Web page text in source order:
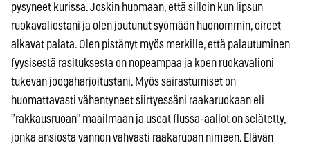
pysyneet kurissa. Joskin huomaan, että silloin kun lipsun
ruokavaliostani ja olen joutunut syömään huonommin, oireet
alkavat palata. Olen pistänyt myös merkille, että palautuminen
fyysisestä rasituksesta on nopeampaa ja koen ruokavalioni
tukevan joogaharjoitustani. Myös sairastumiset on
huomattavasti vähentyneet siirtyessäni raakaruokaan eli
”rakkausruoan" maailmaan ja useat flussa-aallot on selätetty,
jonka ansiosta vannon vahvasti raakaruoan nimeen. Elävän